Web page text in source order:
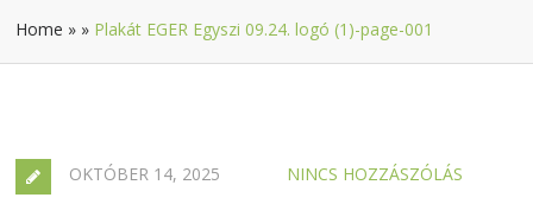
Home » » Plakát EGER Egyszi 09.24. logó (1)-page-001
OKTÓBER 14, 2025 NINCS HOZZÁSZÓLÁS